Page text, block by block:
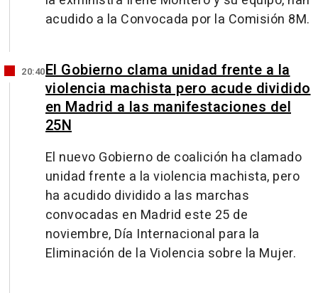
acudido a la Convocada por la Comisión 8M.
20:40El Gobierno clama unidad frente a la
violencia machista pero acude dividido
en Madrid a las manifestaciones del
25N
El nuevo Gobierno de coalición ha clamado
unidad frente a la violencia machista, pero
ha acudido dividido a las marchas
convocadas en Madrid este 25 de
noviembre, Día Internacional para la
Eliminación de la Violencia sobre la Mujer.